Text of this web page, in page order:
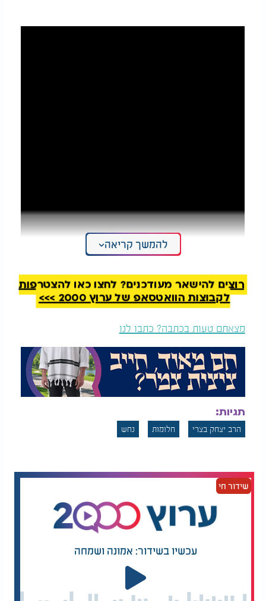
המלצות נוספות
שיתקשרו לאשתו"
3 סימנים כדי לזהות
להמשך קריאה
רוצים להישאר מעודכנים? לחצו כאן להצטרפות
לקבוצות הוואטסאפ של ערוץ 2000 >>>
מצאתם טעות בכתבה? כתבו לנו
תגיות:
הרב יצחק בצרי חלומות נחש
שידור חי
עכשיו בשידור: אמונה ושמחה